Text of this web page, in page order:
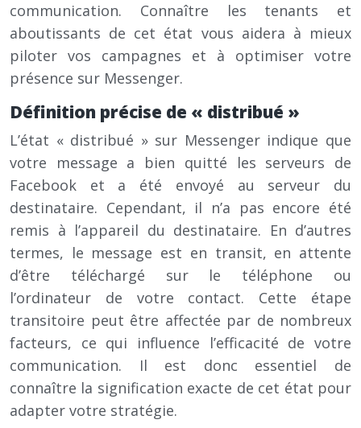
communication. Connaître les tenants et
aboutissants de cet état vous aidera à mieux
piloter vos campagnes et à optimiser votre
présence sur Messenger.
Définition précise de « distribué »
L’état « distribué » sur Messenger indique que
votre message a bien quitté les serveurs de
Facebook et a été envoyé au serveur du
destinataire. Cependant, il n’a pas encore été
remis à l’appareil du destinataire. En d’autres
termes, le message est en transit, en attente
d’être téléchargé sur le téléphone ou
l’ordinateur de votre contact. Cette étape
transitoire peut être affectée par de nombreux
facteurs, ce qui influence l’efficacité de votre
communication. Il est donc essentiel de
connaître la signification exacte de cet état pour
adapter votre stratégie.